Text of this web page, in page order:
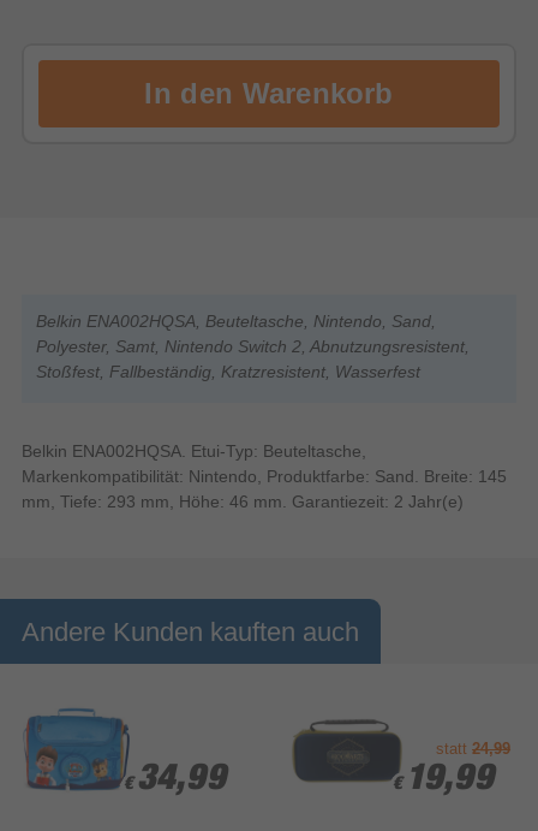
Belkin ENA002HQSA, Beuteltasche, Nintendo, Sand,
Polyester, Samt, Nintendo Switch 2, Abnutzungsresistent,
Stoßfest, Fallbeständig, Kratzresistent, Wasserfest
Belkin ENA002HQSA. Etui-Typ: Beuteltasche,
Markenkompatibilität: Nintendo, Produktfarbe: Sand. Breite: 145
mm, Tiefe: 293 mm, Höhe: 46 mm. Garantiezeit: 2 Jahr(e)
Andere Kunden kauften auch
€ 34,99
€ 34,99
statt24,99
€ 19,99
€ 19,99